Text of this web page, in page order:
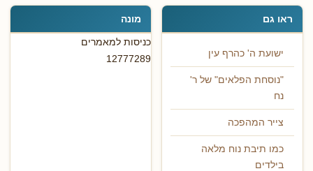
ראו גם
ישועת ה' כהרף עין
"נוסחת הפלאים" של ר'
נח
צייר המהפכה
כמו תיבת נוח מלאה
בילדים
מונה
כניסות למאמרים
12777289